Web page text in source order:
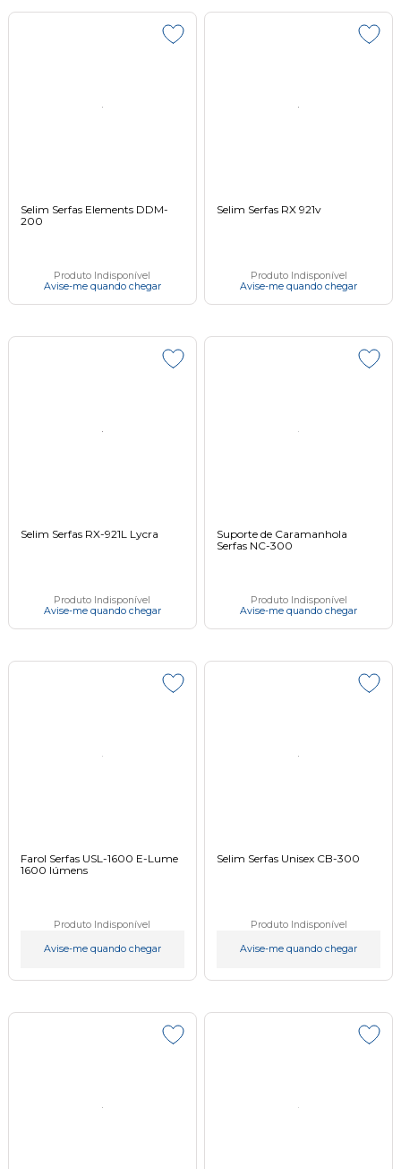
Selim Serfas Elements DDM-
200
Produto Indisponível
Avise-me quando chegar
Selim Serfas RX 921v
Produto Indisponível
Avise-me quando chegar
Selim Serfas RX-921L Lycra
Produto Indisponível
Avise-me quando chegar
Suporte de Caramanhola
Serfas NC-300
Produto Indisponível
Avise-me quando chegar
Farol Serfas USL-1600 E-Lume
1600 lúmens
Produto Indisponível
Avise-me quando chegar
Selim Serfas Unisex CB-300
Produto Indisponível
Avise-me quando chegar